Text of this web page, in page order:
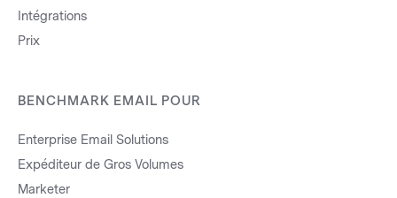
Intégrations
Prix
BENCHMARK EMAIL POUR
Enterprise Email Solutions
Expéditeur de Gros Volumes
Marketer